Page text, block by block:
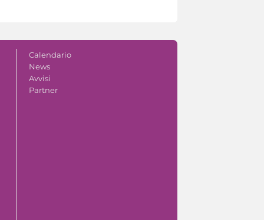
Calendario
News
Avvisi
Partner